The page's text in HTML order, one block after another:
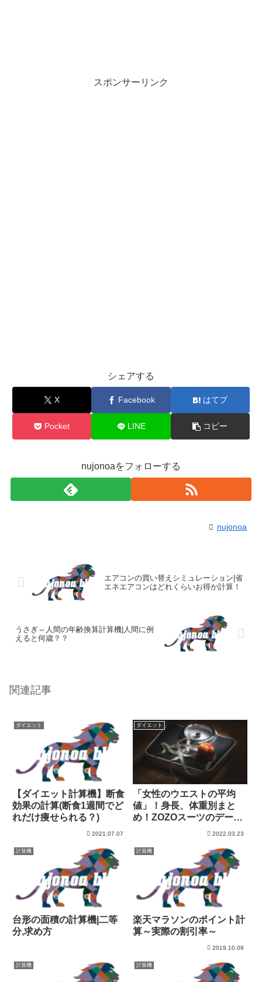
スポンサーリンク
シェアする
X Facebook はてブ
Pocket LINE コピー
nujonoaをフォローする
nujonoa
エアコンの買い替えシミュレーション|省
エネエアコンはどれくらいお得か計算！
うさぎ⇔人間の年齢換算計算機|人間に例
えると何歳？？
関連記事
ダイエット
【ダイエット計算機】断食
効果の計算(断食1週間でど
れだけ痩せられる？)
2021.07.07
ダイエット
「女性のウエストの平均
値」！身長、体重別まと
め！ZOZOスーツのデータ
2022.03.23
計算機
台形の面積の計算機|二等
分,求め方
計算機
楽天マラソンのポイント計
算～実際の割引率～
2019.10.09
計算機 計算機